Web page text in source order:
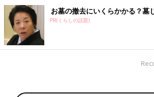
お墓の撤去にいくらかかる？墓
PR(くらしの話題)